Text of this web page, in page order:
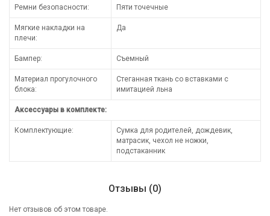
Ремни безопасности: Пяти точечные
Мягкие накладки на
плечи:
Да
Бампер: Съемный
Материал прогулочного
блока:
Стеганная ткань со вставками с
имитацией льна
Аксессуары в комплекте:
Комплектующие:
Сумка для родителей, дождевик,
матрасик, чехол не ножки,
подстаканник
Отзывы (0)
Нет отзывов об этом товаре.